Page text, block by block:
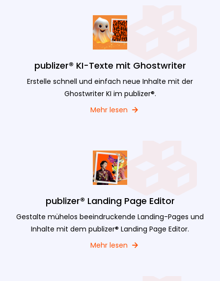
publizer® KI-Texte mit Ghostwriter
Erstelle schnell und einfach neue Inhalte mit der
Ghostwriter KI im publizer®.
Mehr lesen
publizer® Landing Page Editor
Gestalte mühelos beeindruckende Landing-Pages und
Inhalte mit dem publizer® Landing Page Editor.
Mehr lesen